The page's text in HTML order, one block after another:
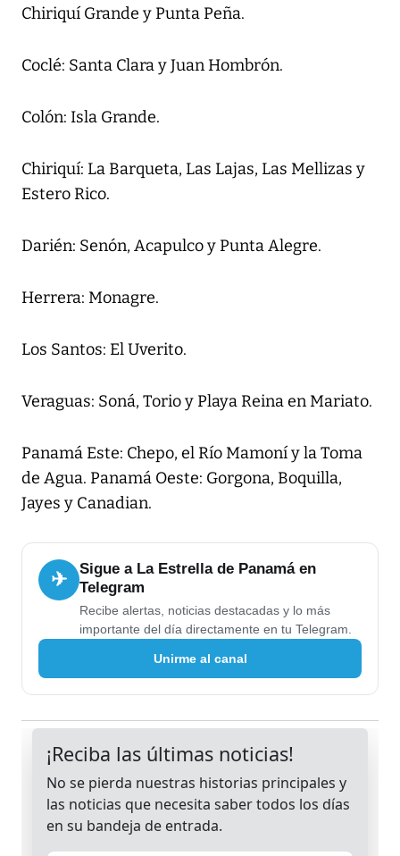
Chiriquí Grande y Punta Peña.
Coclé: Santa Clara y Juan Hombrón.
Colón: Isla Grande.
Chiriquí: La Barqueta, Las Lajas, Las Mellizas y
Estero Rico.
Darién: Senón, Acapulco y Punta Alegre.
Herrera: Monagre.
Los Santos: El Uverito.
Veraguas: Soná, Torio y Playa Reina en Mariato.
Panamá Este: Chepo, el Río Mamoní y la Toma
de Agua. Panamá Oeste: Gorgona, Boquilla,
Jayes y Canadian.
✈
Sigue a La Estrella de Panamá en
Telegram
Recibe alertas, noticias destacadas y lo más
importante del día directamente en tu Telegram.
Unirme al canal